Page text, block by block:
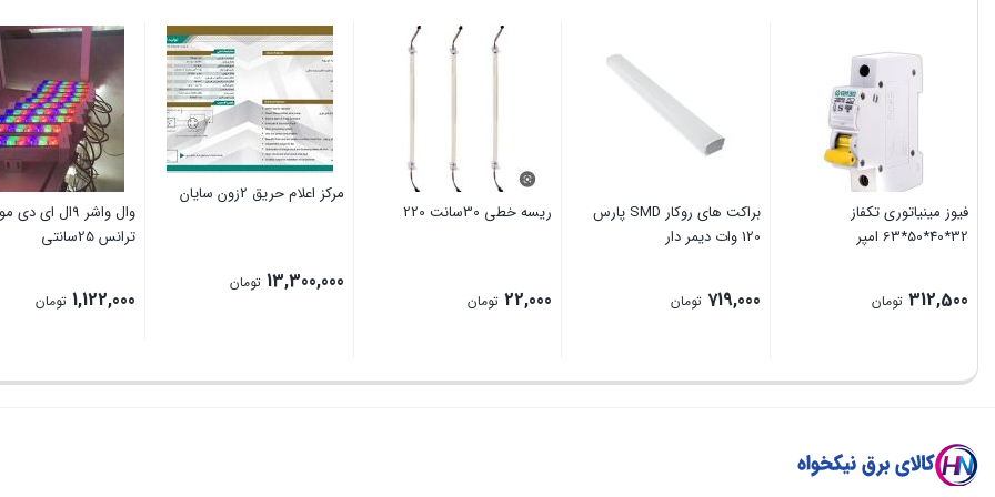
فیوز مینیاتوری تکفاز
32*40*50*63 امپر
312,500 تومان
براکت های روکار SMD پارس
120 وات دیمر دار
719,000 تومان
ریسه خطی 30سانت 220
22,000 تومان
مرکز اعلام حریق 2زون سایان
13,300,000 تومان
وال واشر 9ال ای
ترانس 25سانتی
1,122,000 تومان